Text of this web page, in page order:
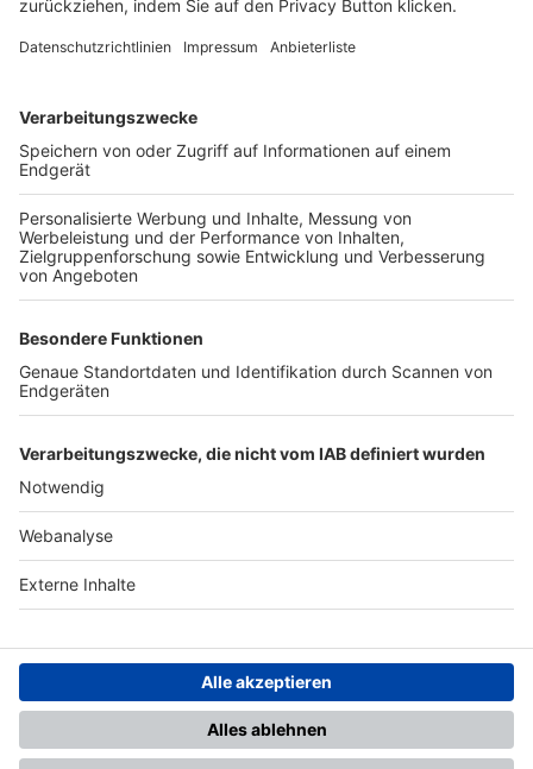
FOLGE DEM BFV
TOP-VEREINE
TOP-PARTNER
Nutzungsbedingungen Datenschutz Impressum